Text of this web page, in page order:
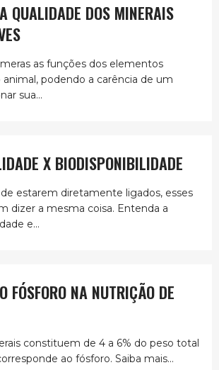
QUALIDADE DOS MINERAIS
as funções dos elementos
podendo a carência de um
sua...
X BIODISPONIBILIDADE
estarem diretamente ligados, esses
dizer a mesma coisa. Entenda a
e...
FÓSFORO NA NUTRIÇÃO DE
constituem de 4 a 6% do peso total
ao fósforo. Saiba mais...